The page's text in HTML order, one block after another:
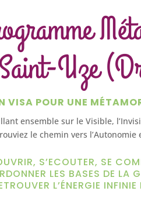
Uze
VISA POUR UNE
ensemble sur le Visible,
le chemin vers l’Autonomie
S’ECOUTER, SE
LES BASES DE LA
L’ÉNERGIE